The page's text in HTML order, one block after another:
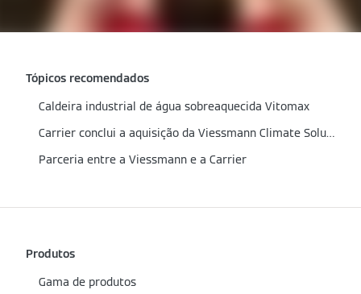
Tópicos recomendados
Caldeira industrial de água sobreaquecida Vitomax
Carrier conclui a aquisição da Viessmann Climate Solutions
Parceria entre a Viessmann e a Carrier
Produtos
Gama de produtos